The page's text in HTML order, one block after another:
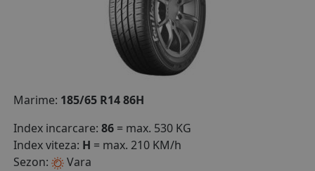
MARCA AUTO
BLOG
B2B - COLABORARE COMPANII
CONTACT
Marime: 185/65 R14 86H
Index incarcare: 86 = max. 530 KG
Index viteza: H = max. 210 KM/h
Sezon:
Vara